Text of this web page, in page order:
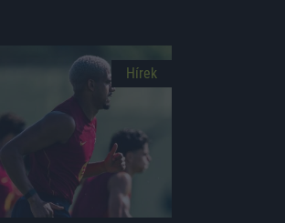
Hírek